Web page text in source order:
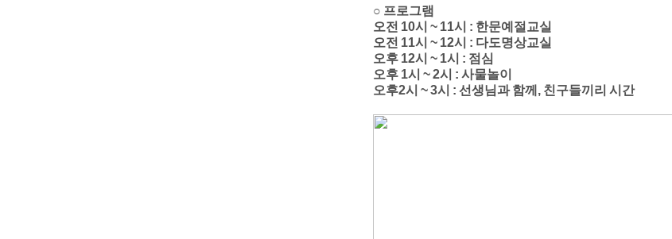
○ 프로그램
오전 10시 ~ 11시 : 한문예절교실
오전 11시 ~ 12시 : 다도명상교실
오후 12시 ~ 1시 : 점심
오후 1시 ~ 2시 : 사물놀이
오후2시 ~ 3시 : 선생님과 함께, 친구들끼리 시간